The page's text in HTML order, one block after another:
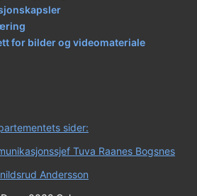
for bilder og videomateriale
sider:
Tuva Raanes Bogsnes
Andersson